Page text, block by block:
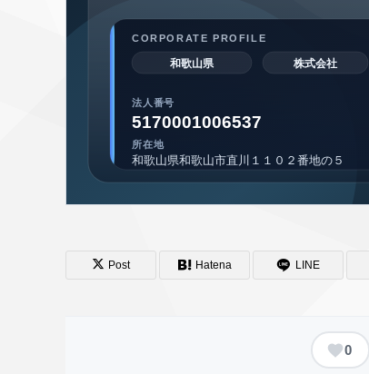
Post Hatena LINE
0